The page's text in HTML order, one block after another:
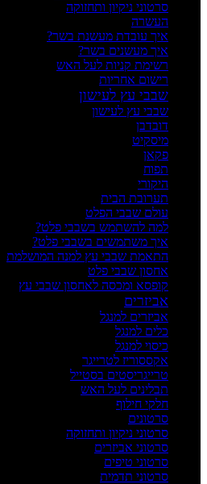
סרטוני ניקיון ותחזוקה
העשרה
איך עובדת מעשנת בשר?
איך מעשנים בשר?
רשימת קניות לעל האש
רישום אחריות
שבבי עץ לעישון
שבבי עץ לעישון
דובדבן
מיסקיט
פקאן
תפוח
היקורי
תערובת הבית
עולם שבבי הפלט
למה להשתמש בשבבי פלט?
איך משתמשים בשבבי פלט?
התאמת שבבי עץ למנה המושלמת
אחסון שבבי פלט
קופסא ומכסה לאחסון שבבי עץ
אביזרים
אביזרים למנגל
כלים למנגל
כיסוי למנגל
אקססוריז לטרייגר
טרייגריסטים בסטייל
תבלינים לעל האש
חלקי חילוף
סרטונים
סרטוני ניקיון ותחזוקה
סרטוני אביזרים
סרטוני טיפים
סרטוני תדמית